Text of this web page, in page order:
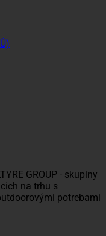
GROUP - skupiny
na trhu s
potrebami